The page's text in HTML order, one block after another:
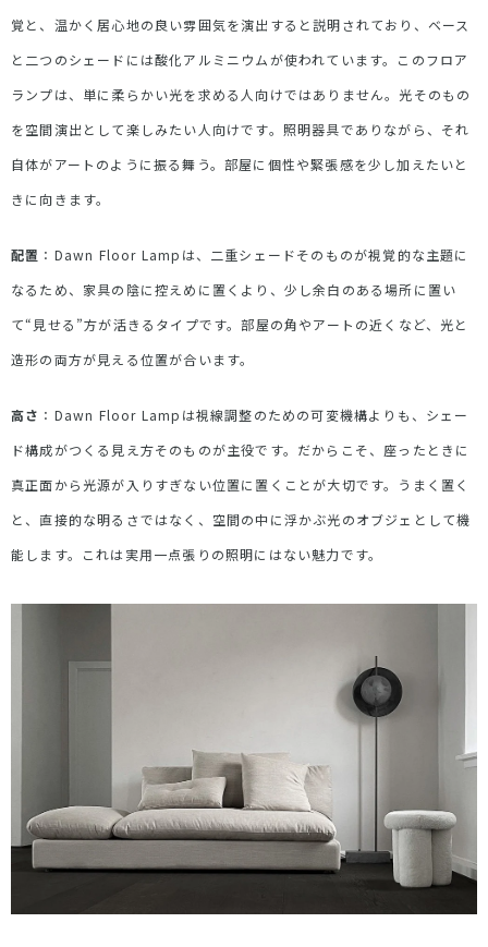
覚と、温かく居心地の良い雰囲気を演出すると説明されており、ベース
と二つのシェードには酸化アルミニウムが使われています。このフロア
ランプは、単に柔らかい光を求める人向けではありません。光そのもの
を空間演出として楽しみたい人向けです。照明器具でありながら、それ
自体がアートのように振る舞う。部屋に個性や緊張感を少し加えたいと
きに向きます。
配置 ： Dawn Floor Lamp は、二重シェードそのものが視覚的な主題に
なるため、家具の陰に控えめに置くより、少し余白のある場所に置い
て“ 見せる ”方が活きるタイプです。部屋の角やアートの近くなど、光と
造形の両方が見える位置が合います。
高さ ： Dawn Floor Lamp は視線調整のための可変機構よりも、シェー
ド構成がつくる見え方そのものが主役です。だからこそ、座ったときに
真正面から光源が入りすぎない位置に置くことが大切です。うまく置く
と、直接的な明るさではなく、空間の中に浮かぶ光のオブジェとして機
能します。これは実用一点張りの照明にはない魅力です。